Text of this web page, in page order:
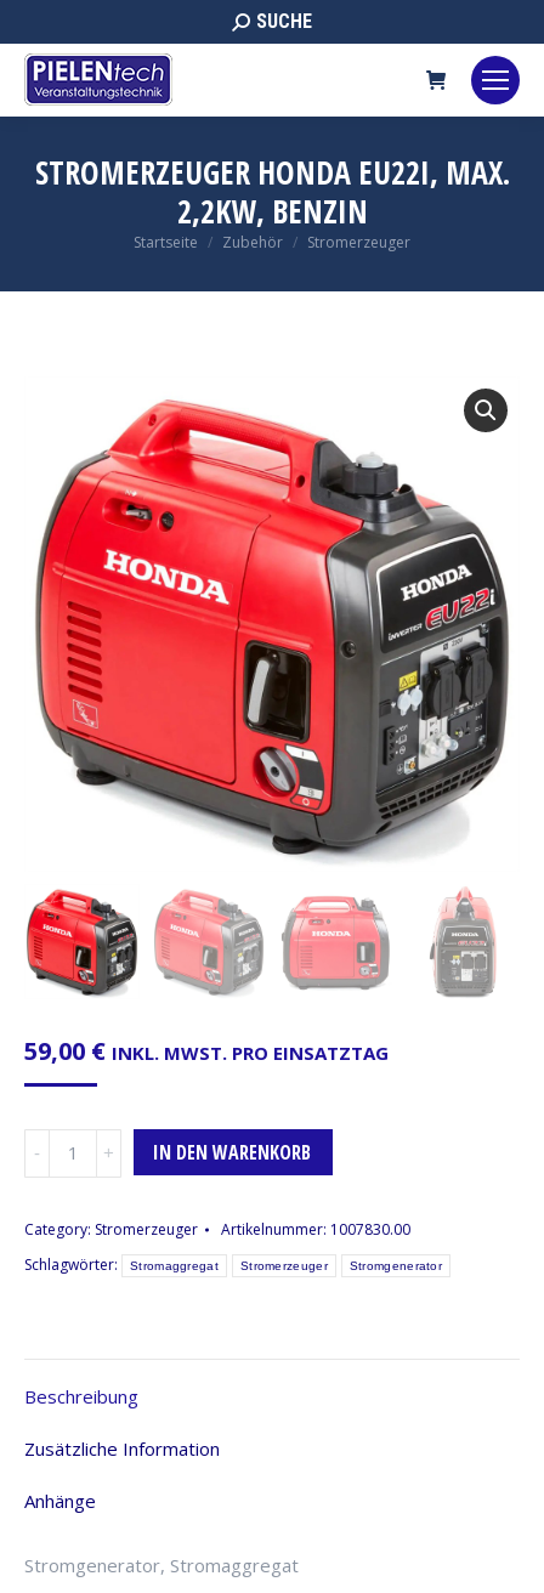
Search:
SUCHE
STROMERZEUGER HONDA EU22I, MAX.
2,2KW, BENZIN
Sie befinden sich hier:
Startseite Zubehör Stromerzeuger
59,00 € INKL. MWST. PRO EINSATZTAG
max.
2,2kW,
Benzin
IN DEN WARENKORB
Category: Stromerzeuger Artikelnummer: 1007830.00
Schlagwörter:
Stromaggregat Stromerzeuger Stromgenerator
Beschreibung
Zusätzliche Information
Anhänge
Stromgenerator, Stromaggregat